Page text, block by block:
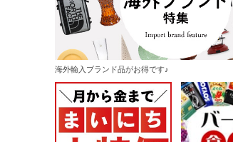
海外輸入ブランド品がお得です♪